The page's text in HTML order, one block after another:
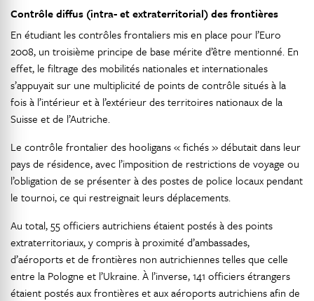
Contrôle diffus (intra- et extraterritorial) des frontières
En étudiant les contrôles frontaliers mis en place pour l’Euro
2008, un troisième principe de base mérite d’être mentionné. En
effet, le filtrage des mobilités nationales et internationales
s’appuyait sur une multiplicité de points de contrôle situés à la
fois à l’intérieur et à l’extérieur des territoires nationaux de la
Suisse et de l’Autriche.
Le contrôle frontalier des hooligans « fichés » débutait dans leur
pays de résidence, avec l’imposition de restrictions de voyage ou
l’obligation de se présenter à des postes de police locaux pendant
le tournoi, ce qui restreignait leurs déplacements.
Au total, 55 officiers autrichiens étaient postés à des points
extraterritoriaux, y compris à proximité d’ambassades,
d’aéroports et de frontières non autrichiennes telles que celle
entre la Pologne et l’Ukraine. À l’inverse, 141 officiers étrangers
étaient postés aux frontières et aux aéroports autrichiens afin de